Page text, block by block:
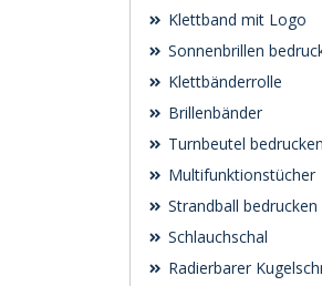
Klettband mit Logo
Sonnenbrillen
Klettbänderrolle
Brillenbänder
Turnbeutel bedrucken
Multifunktionstücher
Strandball bedrucken
Schlauchschal
Radierbarer